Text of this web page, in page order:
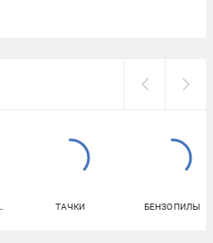
ТАЧКИ БЕНЗОПИЛЫ